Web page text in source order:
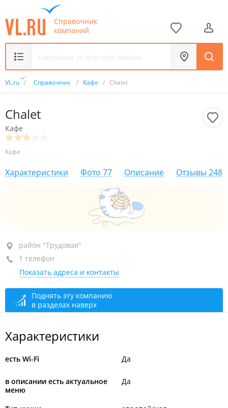
Справочник
компаний
VL.ru / Справочник / Кафе / Chalet
Chalet
Кафе
Кафе
Характеристики Фото 77 Описание Отзывы 248
район "Трудовая", ул. Вилкова, 11В
+7 (423) 262-78-88
Первый этаж закрыто, откроется в 10:00
Второй этаж открыто, закроется через 19 мин.
Доставка закрыто, откроется в 10:00
район "Трудовая"
1 телефон
Показать адреса и контакты
Поднять эту компанию
в разделах наверх
Характеристики
есть Wi-Fi Да
в описании есть актуальное
меню
Да